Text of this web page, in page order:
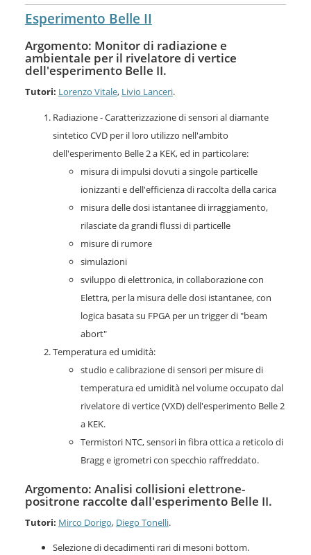
Esperimento Belle II
Argomento: Monitor di radiazione e
ambientale per il rivelatore di vertice
dell'esperimento Belle II.
Tutori: Lorenzo Vitale, Livio Lanceri.
Radiazione - Caratterizzazione di sensori al diamante
sintetico CVD per il loro utilizzo nell'ambito
dell'esperimento Belle 2 a KEK, ed in particolare:
misura di impulsi dovuti a singole particelle
ionizzanti e dell'efficienza di raccolta della carica
misura delle dosi istantanee di irraggiamento,
rilasciate da grandi flussi di particelle
misure di rumore
simulazioni
sviluppo di elettronica, in collaborazione con
Elettra, per la misura delle dosi istantanee, con
logica basata su FPGA per un trigger di "beam
abort"
Temperatura ed umidità:
studio e calibrazione di sensori per misure di
temperatura ed umidità nel volume occupato dal
rivelatore di vertice (VXD) dell'esperimento Belle 2
a KEK.
Termistori NTC, sensori in fibra ottica a reticolo di
Bragg e igrometri con specchio raffreddato.
Argomento: Analisi collisioni elettrone-
positrone raccolte dall'esperimento Belle II.
Tutori: Mirco Dorigo, Diego Tonelli.
Selezione di decadimenti rari di mesoni bottom.